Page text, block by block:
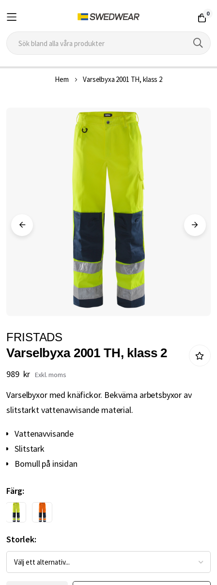
0
Hem Varselbyxa 2001 TH, klass 2
till
början
av
FRISTADS
Varselbyxa 2001 TH, klass 2
989 kr
Varselbyxor med knäfickor. Bekväma arbetsbyxor av
slitstarkt vattenavvisande material.
Vattenavvisande
Slitstark
Bomull på insidan
Färg
Storlek